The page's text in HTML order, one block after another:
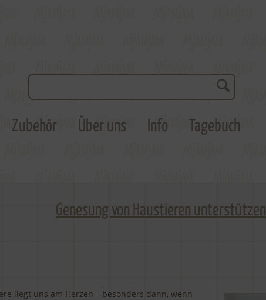
Zubehör Über uns Info Tagebuch
Genesung von Haustieren unterstützen
liegt uns am Herzen – besonders dann, wenn